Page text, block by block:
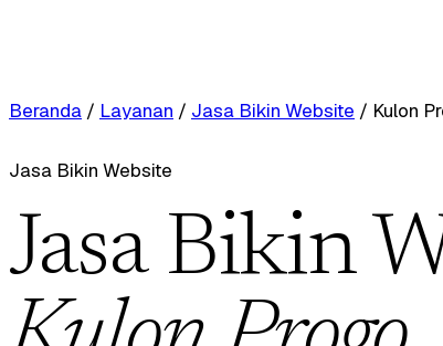
Beranda / Layanan / Jasa Bikin Website / Kulon
Jasa Bikin Website
Jasa Bikin